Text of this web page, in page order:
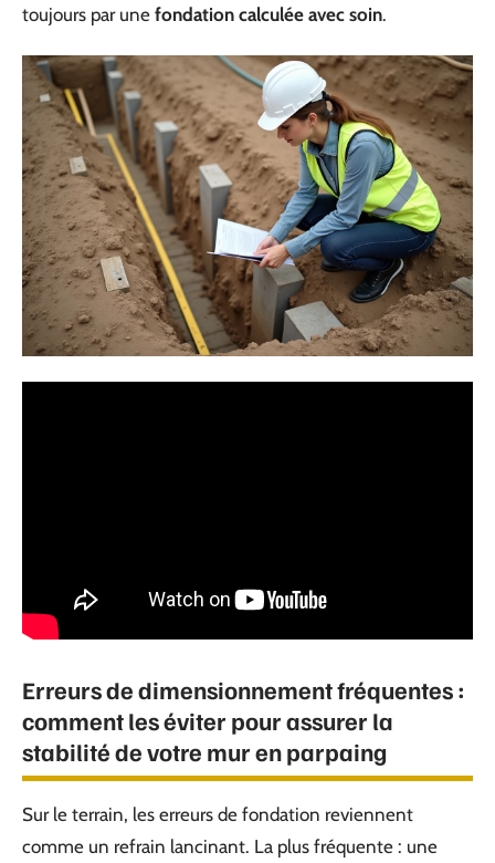
toujours par une fondation calculée avec soin.
Erreurs de dimensionnement fréquentes :
comment les éviter pour assurer la
stabilité de votre mur en parpaing
Sur le terrain, les erreurs de fondation reviennent
comme un refrain lancinant. La plus fréquente : une